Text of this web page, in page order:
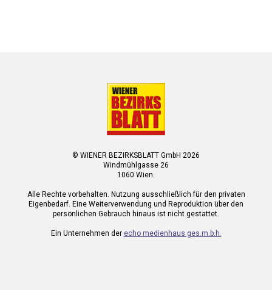
© WIENER BEZIRKSBLATT GmbH 2026
Windmühlgasse 26
1060 Wien.
Alle Rechte vorbehalten. Nutzung ausschließlich für den privaten
Eigenbedarf. Eine Weiterverwendung und Reproduktion über den
persönlichen Gebrauch hinaus ist nicht gestattet.
Ein Unternehmen der echo medienhaus ges.m.b.h.